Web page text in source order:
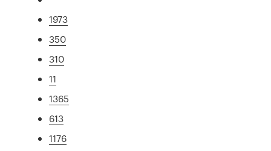
1973
350
310
11
1365
613
1176